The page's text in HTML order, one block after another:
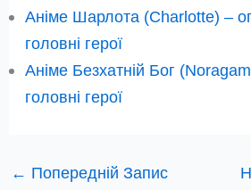
Аніме Шарлота (Charlotte) –
головні герої
Аніме Безхатній Бог
головні герої
← Попередній Запис